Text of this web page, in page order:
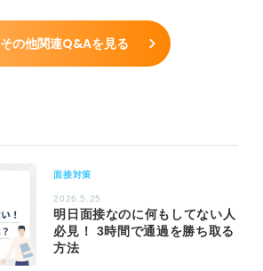
その他関連Q&Aを見る
面接対策
2026.5.25
明日面接なのに何もしてない人
必見！ 3時間で通過を勝ち取る
方法